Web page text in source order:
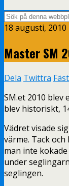
18 augusti,
Master SM
Dela Twittra Fäst
SM.et 2010 blev
blev historiskt,
Vädret visade
värme. Tack
man inte
under
seglingen.